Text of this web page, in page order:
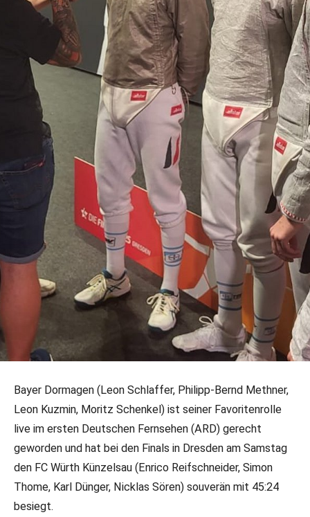
02.08.2025 DFB-PR/Jannik Schneider •
"Die Finals": Herren-Säbel -
Dauersieger Dormagen baut Serie
aus
Bayer Dormagen hat seine seit 2016 andauernde
Siegesserie ausgebaut und sich bei den Finals souverän
zum Deutschen Meister gekürt.
Bayer Dormagen (Leon Schlaffer, Philipp-Bernd Methner,
Leon Kuzmin, Moritz Schenkel) ist seiner Favoritenrolle
live im ersten Deutschen Fernsehen (ARD) gerecht
geworden und hat bei den Finals in Dresden am Samstag
den FC Würth Künzelsau (Enrico Reifschneider, Simon
Thome, Karl Dünger, Nicklas Sören) souverän mit 45:24
besiegt.